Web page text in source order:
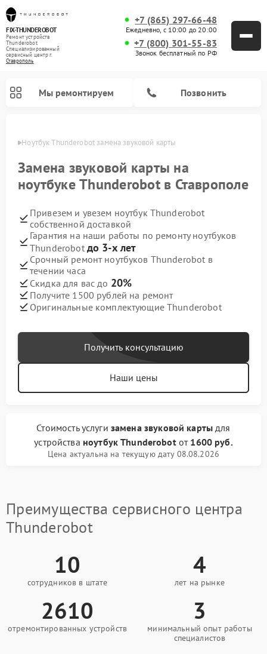
FIX-THUNDEROBOT
Ремонт устройств
Thunderobot
Специализированный
cервисный центр г.
Ставрополь
+7 (865) 297-66-48
Ежедневно, с 10:00 до 20:00
+7 (800) 301-55-83
Звонок бесплатный по РФ
Мы ремонтируем Позвонить
Ноутбук Thunderobot замена звуковой карты
Замена звуковой карты на
ноутбуке Thunderobot в Ставрополе
Привезем и увезем ноутбук Thunderobot
собственной доставкой
Гарантия на наши работы по ремонту ноутбуков
Thunderobot до 3-х лет
Срочный ремонт ноутбуков Thunderobot в
течении часа
Скидка для вас до 20%
Получите 1500 рублей на ремонт
Оригинальные комплектующие Thunderobot
Получить консультацию
Наши цены
Стоимость услуги замена звуковой карты для
устройства ноутбук Thunderobotот 1600 руб.
Цена актуальна на текущую дату 08.08.2026
Преимущества сервисного центра
Thunderobot
10
сотрудников в штате
4
лет на рынке
2610
отремонтированных устройств
3
минимальный опыт работы
специалистов